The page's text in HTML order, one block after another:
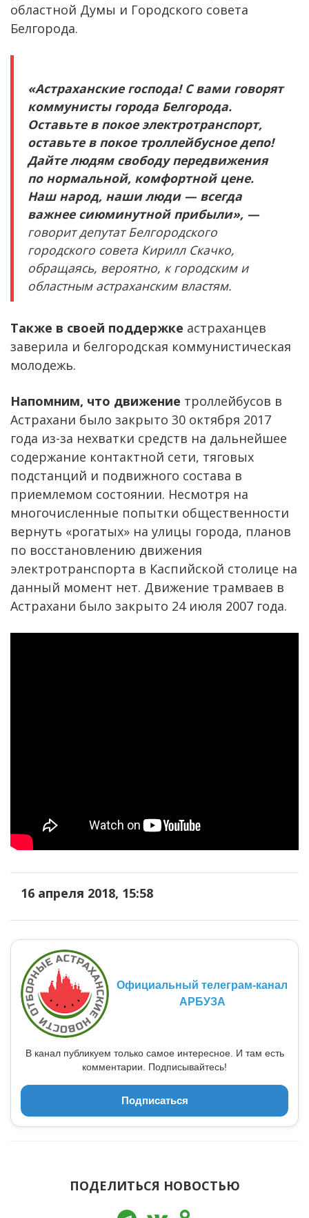
областной Думы и Городского совета
Белгорода.
«Астраханские господа! С вами говорят
коммунисты города Белгорода.
Оставьте в покое электротранспорт,
оставьте в покое троллейбусное депо!
Дайте людям свободу передвижения
по нормальной, комфортной цене.
Наш народ, наши люди — всегда
важнее сиюминутной прибыли», —
говорит депутат Белгородского
городского совета Кирилл Скачко,
обращаясь, вероятно, к городским и
областным астраханским властям.
Также в своей поддержке астраханцев
заверила и белгородская коммунистическая
молодежь.
Напомним, что движение троллейбусов в
Астрахани было закрыто 30 октября 2017
года из-за нехватки средств на дальнейшее
содержание контактной сети, тяговых
подстанций и подвижного состава в
приемлемом состоянии. Несмотря на
многочисленные попытки общественности
вернуть «рогатых» на улицы города, планов
по восстановлению движения
электротранспорта в Каспийской столице на
данный момент нет. Движение трамваев в
Астрахани было закрыто 24 июля 2007 года.
16 апреля 2018, 15:58
Официальный телеграм-канал
АРБУЗА
В канал публикуем только самое интересное. И там есть
комментарии. Подписывайтесь!
Подписаться
ПОДЕЛИТЬСЯ НОВОСТЬЮ